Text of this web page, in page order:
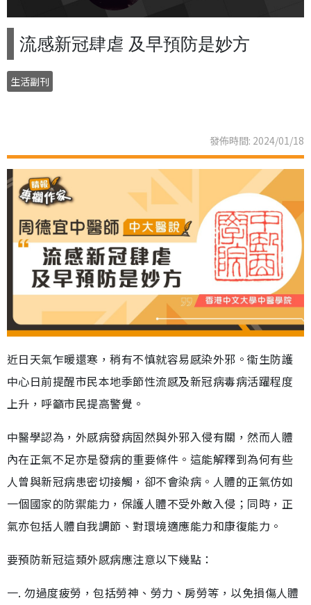
流感新冠肆虐 及早預防是妙方
生活副刊
發佈時間: 2024/01/18
近日天氣乍暖還寒，稍有不慎就容易感染外邪。衞生防護
中心日前提醒市民本地季節性流感及新冠病毒病活躍程度
上升，呼籲市民提高警覺。
中醫學認為，外感病發病固然與外邪入侵有關，然而人體
內在正氣不足亦是發病的重要條件。這能解釋到為何有些
人曾與新冠病患密切接觸，卻不會染病。人體的正氣仿如
一個國家的防禦能力，保護人體不受外敵入侵；同時，正
氣亦包括人體自我調節、對環境適應能力和康復能力。
要預防新冠這類外感病應注意以下幾點：
一. 勿過度疲勞，包括勞神、勞力、房勞等，以免損傷人體